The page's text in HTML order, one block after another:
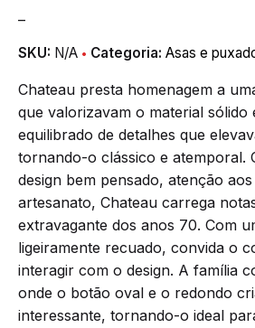
–
SKU: N/A Categoria: Asas e
Chateau presta homenagem a
que valorizavam o material sólido
equilibrado de detalhes que
tornando-o clássico e atemporal.
design bem pensado, atenção
artesanato, Chateau carrega
extravagante dos anos 70. Com
ligeiramente recuado, convida o
interagir com o design. A família
onde o botão oval e o redondo
interessante, tornando-o ideal